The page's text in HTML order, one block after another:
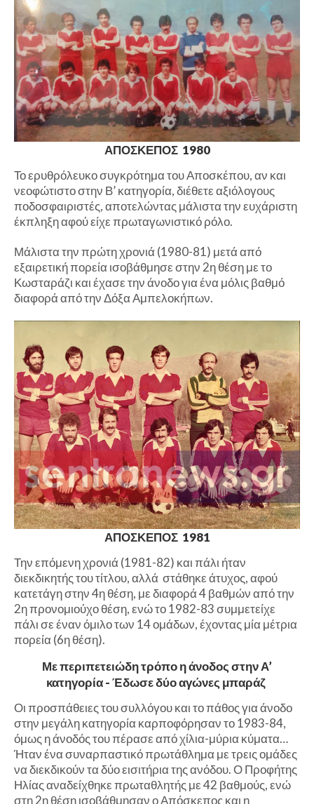
ΑΠΟΣΚΕΠΟΣ 1980
Το ερυθρόλευκο συγκρότημα του Αποσκέπου, αν και
νεοφώτιστο στην Β’ κατηγορία, διέθετε αξιόλογους
ποδοσφαιριστές, αποτελώντας μάλιστα την ευχάριστη
έκπληξη αφού είχε πρωταγωνιστικό ρόλο.
Μάλιστα την πρώτη χρονιά (1980-81) μετά από
εξαιρετική πορεία ισοβάθμησε στην 2η θέση με το
Κωσταράζι και έχασε την άνοδο για ένα μόλις βαθμό
διαφορά από την Δόξα Αμπελοκήπων.
ΑΠΟΣΚΕΠΟΣ 1981
Την επόμενη χρονιά (1981-82) και πάλι ήταν
διεκδικητής του τίτλου, αλλά στάθηκε άτυχος, αφού
κατετάγη στην 4η θέση, με διαφορά 4 βαθμών από την
2η προνομιούχο θέση, ενώ το 1982-83 συμμετείχε
πάλι σε έναν όμιλο των 14 ομάδων, έχοντας μία μέτρια
πορεία (6η θέση).
Με περιπετειώδη τρόπο η άνοδος στην Α’
κατηγορία - Έδωσε δύο αγώνες μπαράζ
Οι προσπάθειες του συλλόγου και το πάθος για άνοδο
στην μεγάλη κατηγορία καρποφόρησαν το 1983-84,
όμως η άνοδός του πέρασε από χίλια-μύρια κύματα…
Ήταν ένα συναρπαστικό πρωτάθλημα με τρεις ομάδες
να διεκδικούν τα δύο εισιτήρια της ανόδου. Ο Προφήτης
Ηλίας αναδείχθηκε πρωταθλητής με 42 βαθμούς, ενώ
στη 2η θέση ισοβάθμησαν ο Απόσκεπος και η